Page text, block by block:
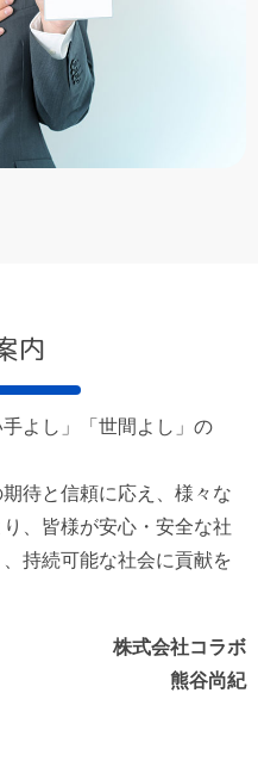
内
よし」「世間よし」の
待と信頼に応え、様々な
、皆様が安心・安全な社
持続可能な社会に貢献を
株式会社コラボ
熊谷尚紀